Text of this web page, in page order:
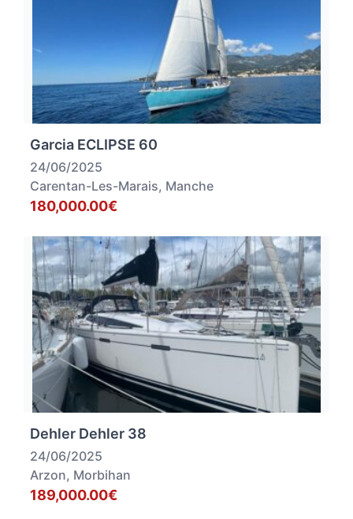
Garcia ECLIPSE 60
24/06/2025
Carentan-Les-Marais, Manche
180,000.00€
Dehler Dehler 38
24/06/2025
Arzon, Morbihan
189,000.00€